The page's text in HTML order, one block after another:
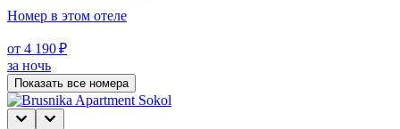
Номер в этом отеле
от 4 190 ₽
за ночь
Показать все номера